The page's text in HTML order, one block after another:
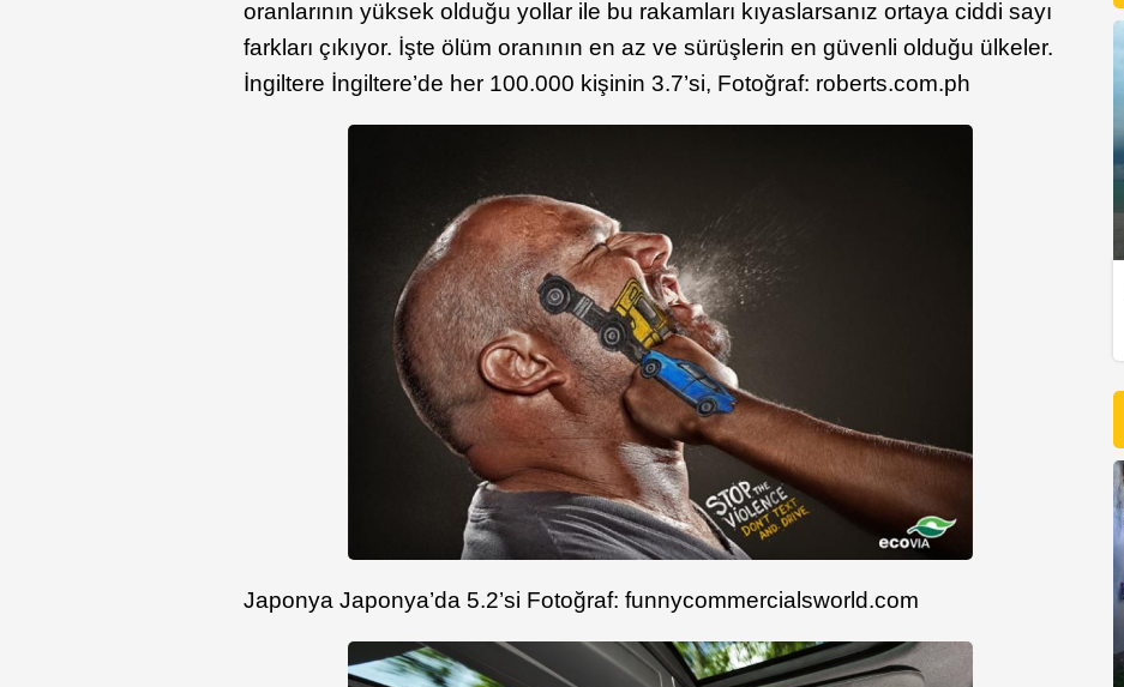
oranlarının yüksek olduğu yollar ile bu rakamları kıyaslarsanız ortaya ciddi sayı
farkları çıkıyor. İşte ölüm oranının en az ve sürüşlerin en güvenli olduğu ülkeler.
İngiltere İngiltere’de her 100.000 kişinin 3.7’si, Fotoğraf: roberts.com.ph
Japonya Japonya’da 5.2’si Fotoğraf: funnycommercialsworld.com